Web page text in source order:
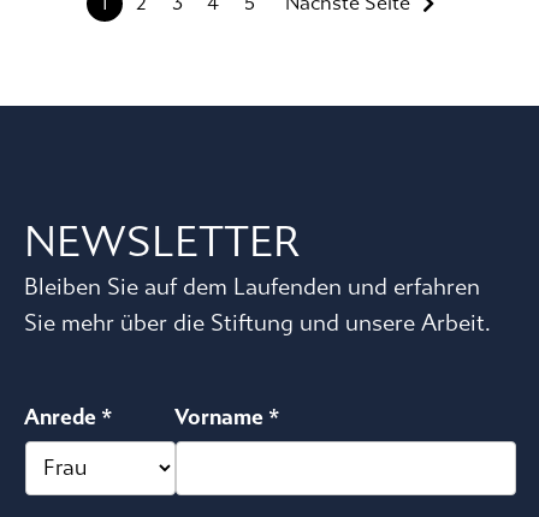
NEWSLETTER
Bleiben Sie auf dem Laufenden und erfahren
Sie mehr über die Stiftung und unsere Arbeit.
Anrede * Vorname *